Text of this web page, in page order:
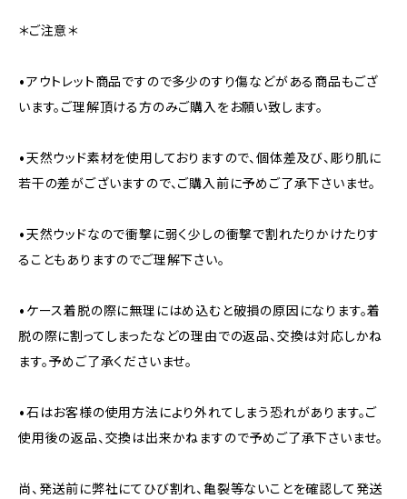
＊ご注意＊
•アウトレット商品ですので多少のすり傷などがある商品もござ
います。ご理解頂ける方のみご購入をお願い致します。
•天然ウッド素材を使用しておりますので、個体差及び、彫り肌に
若干の差がございますので、ご購入前に予めご了承下さいませ。
•天然ウッドなので衝撃に弱く少しの衝撃で割れたりかけたりす
ることもありますのでご理解下さい。
•ケース着脱の際に無理にはめ込むと破損の原因になります。着
脱の際に割ってしまったなどの理由での返品、交換は対応しかね
ます。予めご了承くださいませ。
•石はお客様の使用方法により外れてしまう恐れがあります。ご
使用後の返品、交換は出来かねますので予めご了承下さいませ。
尚、発送前に弊社にてひび割れ、亀裂等ないことを確認して発送